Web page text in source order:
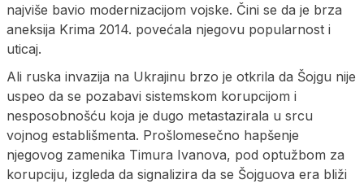
najviše bavio modernizacijom vojske. Čini se da je brza
aneksija Krima 2014. povećala njegovu popularnost i
uticaj.
Ali ruska invazija na Ukrajinu brzo je otkrila da Šojgu nije
uspeo da se pozabavi sistemskom korupcijom i
nesposobnošću koja je dugo metastazirala u srcu
vojnog establišmenta. Prošlomesečno hapšenje
njegovog zamenika Timura Ivanova, pod optužbom za
korupciju, izgleda da signalizira da se Šojguova era bliži